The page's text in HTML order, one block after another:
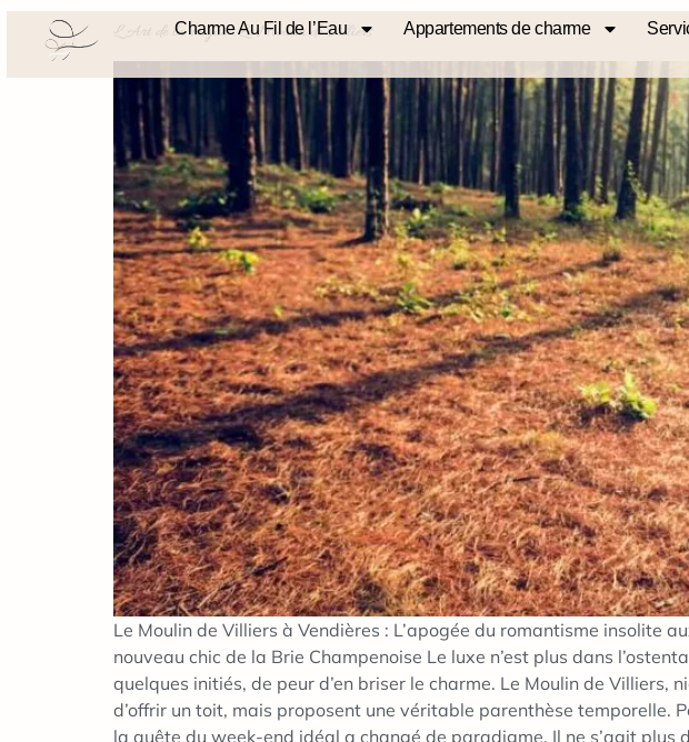
Charme Au Fil de l’Eau Appartements de charme
L’Art de la Fugue : Le Moulin de Villiers
Le Moulin de Villiers à Vendières : L’apogée du romantisme insolite
nouveau chic de la Brie Champenoise Le luxe n’est plus dans
quelques initiés, de peur d’en briser le charme. Le Moulin de
d’offrir un toit, mais proposent une véritable parenthèse temporelle.
la quête du week-end idéal a changé de paradigme. Il ne s’agit